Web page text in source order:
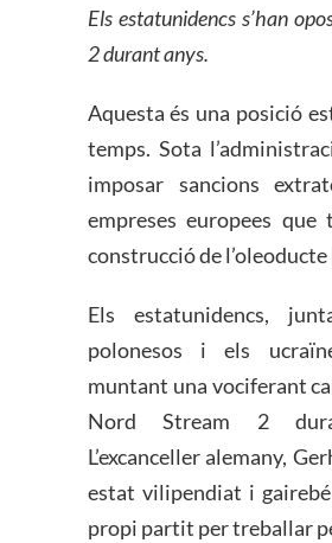
Els estatunidencs s’han
2 durant anys.
Aquesta és una posició
temps. Sota
imposar sancions
empreses europees que
construcció de
Els estatunidencs,
polonesos i els
muntant una vociferant
Nord Stream 2
L’excanceller alemany,
estat vilipendiat i
propi partit per treballar